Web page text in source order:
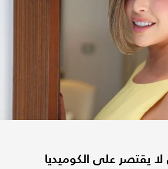
يقتصر على الكوميديا